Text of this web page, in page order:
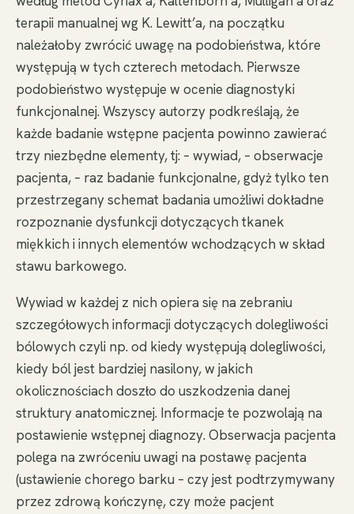
terapii manualnej wg K. Lewitt’a, na początku
należałoby zwrócić uwagę na podobieństwa, które
występują w tych czterech metodach. Pierwsze
podobieństwo występuje w ocenie diagnostyki
funkcjonalnej. Wszyscy autorzy podkreślają, że
każde badanie wstępne pacjenta powinno zawierać
trzy niezbędne elementy, tj: – wywiad, – obserwacje
pacjenta, – raz badanie funkcjonalne, gdyż tylko ten
przestrzegany schemat badania umożliwi dokładne
rozpoznanie dysfunkcji dotyczących tkanek
miękkich i innych elementów wchodzących w skład
stawu barkowego.
Wywiad w każdej z nich opiera się na zebraniu
szczegółowych informacji dotyczących dolegliwości
bólowych czyli np. od kiedy występują dolegliwości,
kiedy ból jest bardziej nasilony, w jakich
okolicznościach doszło do uszkodzenia danej
struktury anatomicznej. Informacje te pozwolają na
postawienie wstępnej diagnozy. Obserwacja pacjenta
polega na zwróceniu uwagi na postawę pacjenta
(ustawienie chorego barku – czy jest podtrzymywany
przez zdrową kończynę, czy może pacjent